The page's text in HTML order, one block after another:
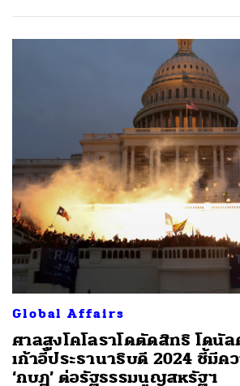
Global Affairs
ศาลสูงโคโลราโดตัดสิทธิ โดนั
เก้าอี้ประธานาธิบดี 2024 ชี้มีค
‘กบฏ’ ต่อรัฐธรรมนูญสหรัฐฯ